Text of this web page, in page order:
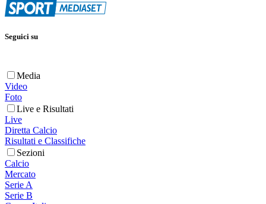
Seguici su
Media
Video
Foto
Live e Risultati
Live
Diretta Calcio
Risultati e Classifiche
Sezioni
Calcio
Mercato
Serie A
Serie B